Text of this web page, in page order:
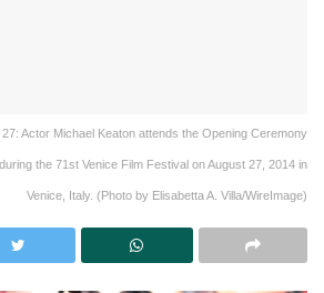
Actor Michael Keaton attends the Opening Ceremony
the 71st Venice Film Festival on August 27, 2014 in
Venice, Italy. (Photo by Elisabetta A. Villa/WireImage)